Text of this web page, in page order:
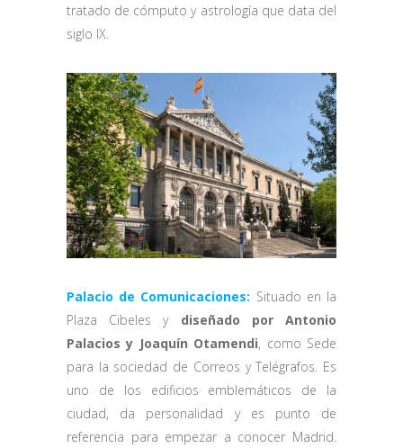
tratado de cómputo y astrología que data del
siglo IX.
Palacio de Comunicaciones: Situado en la
Plaza Cibeles y diseñado por Antonio
Palacios y Joaquín Otamendi, como Sede
para la sociedad de Correos y Telégrafos. Es
uno de los edificios emblemáticos de la
ciudad, da personalidad y es punto de
referencia para empezar a conocer Madrid.